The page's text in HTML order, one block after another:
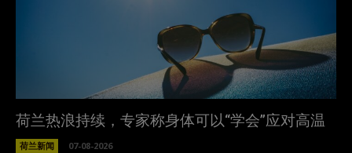
荷兰热浪持续，专家称身体可以“学会”应对高温
荷兰新闻 07-08-2026